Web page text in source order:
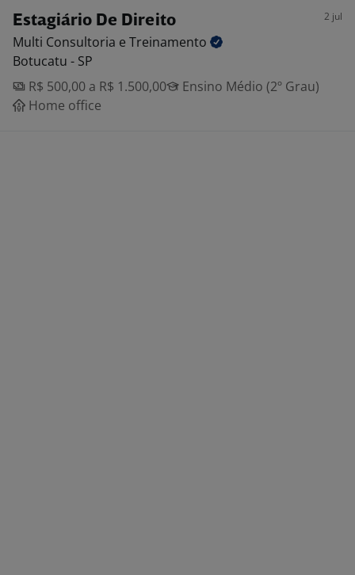
Estagiário De Direito 2 jul
Multi Consultoria e Treinamento
Botucatu - SP
R$ 500,00 a R$ 1.500,00
Ensino Médio (2º Grau)
Home office